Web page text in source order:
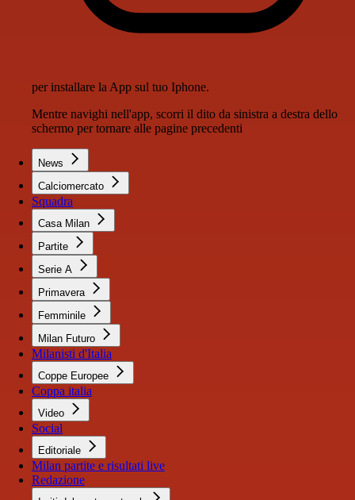
per installare la App sul tuo Iphone.
Mentre navighi nell'app, scorri il dito da sinistra a destra dello
schermo per tornare alle pagine precedenti
News
Calciomercato
Squadra
Casa Milan
Partite
Serie A
Primavera
Femminile
Milan Futuro
Milanisti d'Italia
Coppe Europee
Coppa italia
Video
Social
Editoriale
Milan partite e risultati live
Redazione